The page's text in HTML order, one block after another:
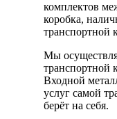
комплектов
коробка,
транспортной
Мы
транспортной
Входной
услуг самой
берёт на себя.